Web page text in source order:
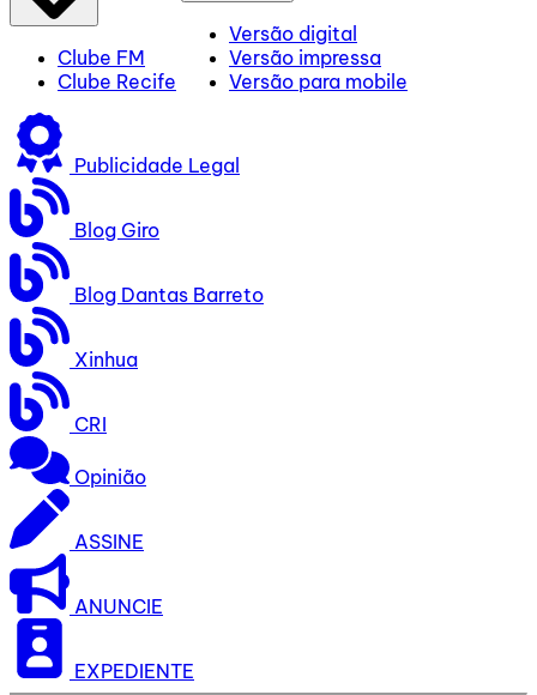
Clube FM
Clube Recife
Versão digital
Versão impressa
Versão para mobile
Publicidade Legal
Blog Giro
Blog Dantas Barreto
Xinhua
CRI
Opinião
ASSINE
ANUNCIE
EXPEDIENTE